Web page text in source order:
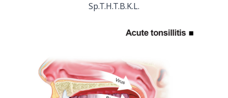
Sp.T.H.T.B.K.L.